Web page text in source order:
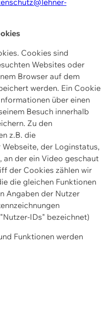
Cookies sind
Websites oder
Browser auf dem
werden. Ein Cookie
über einen
Besuch innerhalb
Zu den
z.B. die
der Loginstatus,
an der ein Video geschaut
der Cookies zählen wir
die gleichen Funktionen
Angaben der Nutzer
IDs" bezeichnet)
Funktionen werden